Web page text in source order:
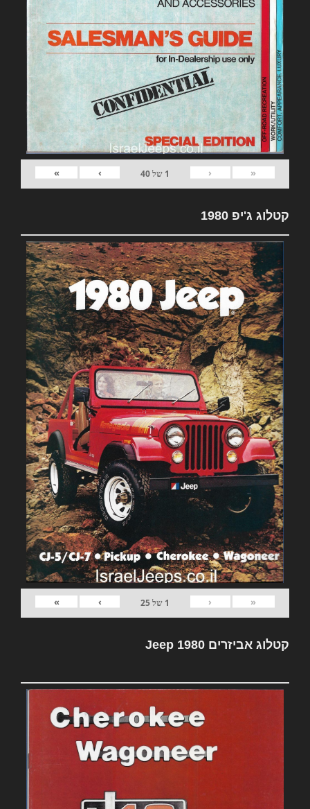
«
‹
1 של40
›
»
קטלוג ג'יפ 1980
«
‹
1 של25
›
»
קטלוג אביזרים Jeep 1980